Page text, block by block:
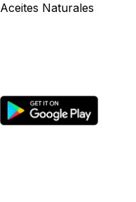
Aceites Naturales